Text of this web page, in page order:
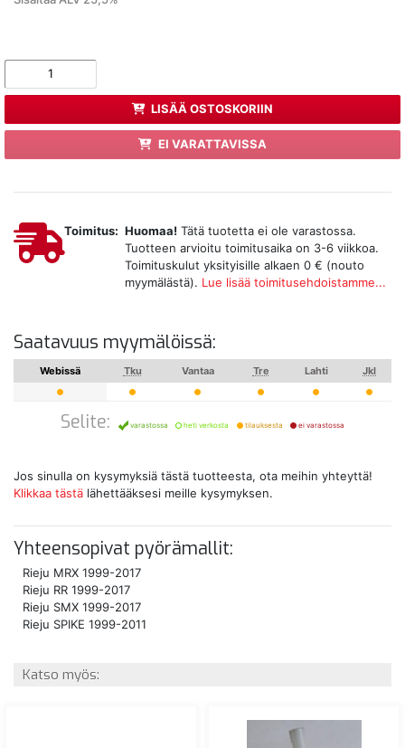
LISÄÄ OSTOSKORIIN
EI VARATTAVISSA
Toimitus: Huomaa! Tätä tuotetta ei ole varastossa.
Tuotteen arvioitu toimitusaika on 3-6 viikkoa.
Toimituskulut yksityisille alkaen 0 € (nouto
myymälästä). Lue lisää toimitusehdoistamme...
Saatavuus myymälöissä:
Webissä Tku Vantaa Tre Lahti Jkl
Selite: varastossa heti verkosta tilauksesta ei varastossa
Jos sinulla on kysymyksiä tästä tuotteesta, ota meihin yhteyttä!
Klikkaa tästä lähettääksesi meille kysymyksen.
Yhteensopivat pyörämallit:
Rieju MRX 1999-2017
Rieju RR 1999-2017
Rieju SMX 1999-2017
Rieju SPIKE 1999-2011
Katso myös: